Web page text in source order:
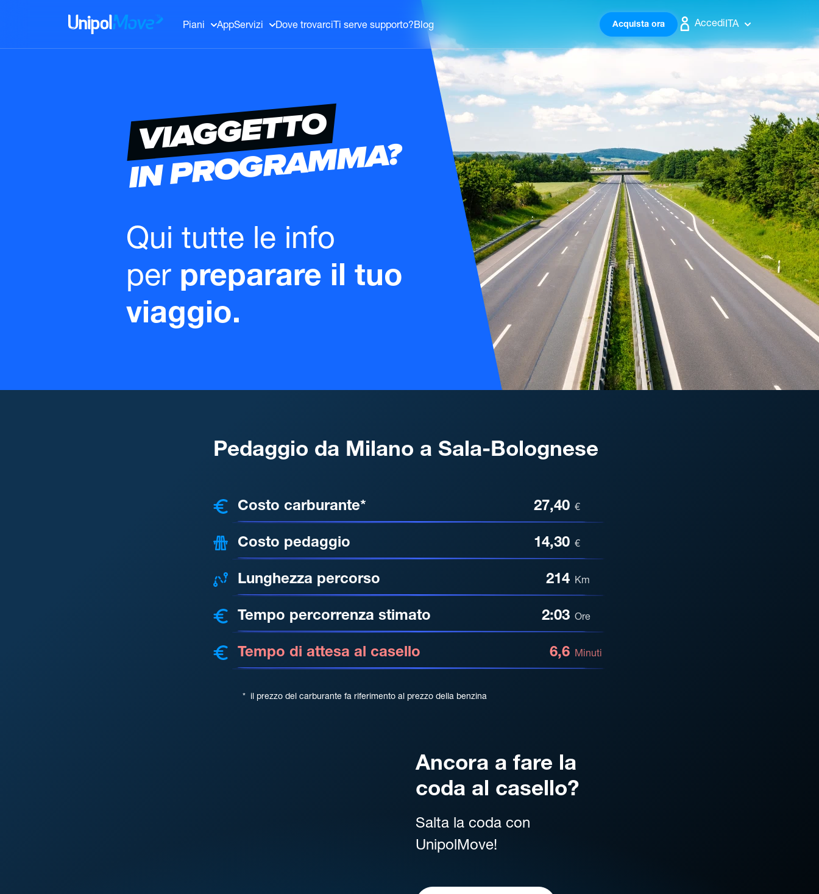
UnipolMove Piani AppServizi Dove trovarci Ti serve supporto?Blog Acquista ora AccediITA
VIAGGETTO
IN PROGRAMMA?
Qui tutte le info
per preparare il tuo
viaggio.
Pedaggio da Milano a Sala-Bolognese
Costo carburante* 27,40 €
Costo pedaggio 14,30 €
Lunghezza percorso 214 Km
Tempo percorrenza stimato 2:03 Ore
Tempo di attesa al casello 6,6 Minuti
* il prezzo del carburante fa riferimento al prezzo della benzina
Ancora a fare la
coda al casello?
Salta la coda con
UnipolMove!